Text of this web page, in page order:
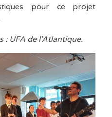
pour ce projet
UFA de l’Atlantique.